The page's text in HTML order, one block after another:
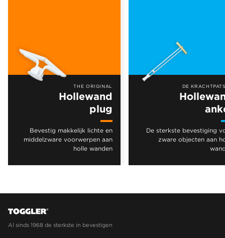
THE ORIGINAL
Hollewand
plug
Bevestig makkelijk lichte en
middelzware voorwerpen aan
holle wanden
DE
De sterkste bevestiging
zware objecten aan
Al sinds 1968 de sterkste in bevestigen